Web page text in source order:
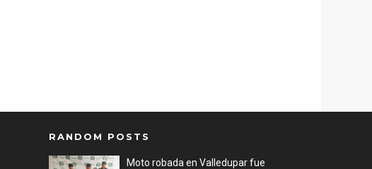
RANDOM POSTS
Moto robada en Valledupar fue